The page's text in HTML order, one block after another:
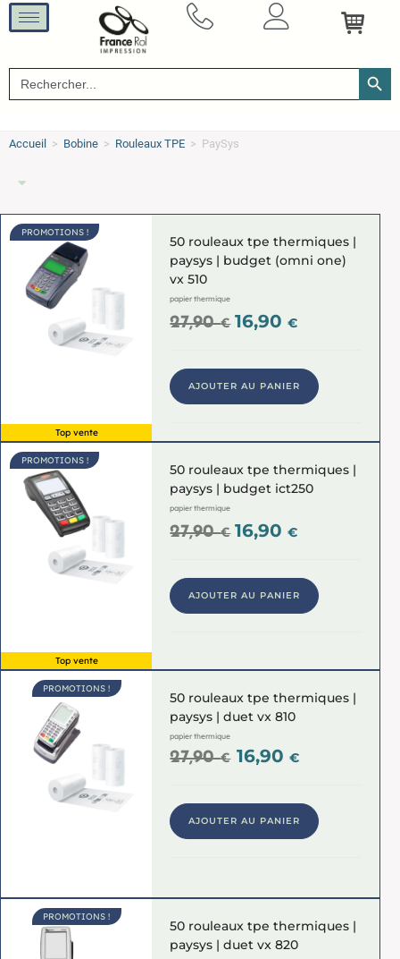
Search
for:
SEARCH
Accueil > Bobine > Rouleaux TPE > PaySys
PROMOTIONS !
Top vente
50 rouleaux tpe thermiques |
paysys | budget (omni one)
vx 510
papier thermique
27,90€ 16,90€
AJOUTER AU PANIER
PROMOTIONS !
Top vente
50 rouleaux tpe thermiques |
paysys | budget ict250
papier thermique
27,90€ 16,90€
AJOUTER AU PANIER
PROMOTIONS !
50 rouleaux tpe thermiques |
paysys | duet vx 810
papier thermique
27,90€ 16,90€
AJOUTER AU PANIER
PROMOTIONS !
50 rouleaux tpe thermiques |
paysys | duet vx 820